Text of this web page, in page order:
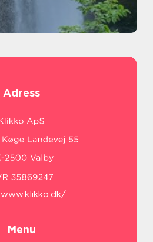
Adress
www.klikko.dk/
Menu